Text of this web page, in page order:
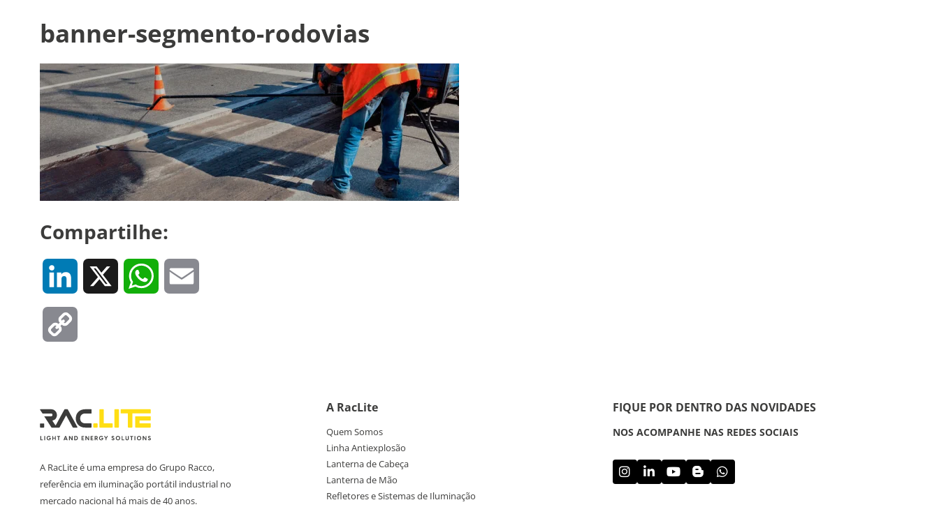
banner-segmento-rodovias
Compartilhe:
LinkedIn WhatsApp
A RacLite é uma empresa do Grupo Racco,
referência em iluminação portátil industrial no
mercado nacional há mais de 40 anos.
A RacLite
Quem Somos
Linha Antiexplosão
Lanterna de Cabeça
Lanterna de Mão
Refletores e Sistemas de Iluminação
FIQUE POR DENTRO DAS NOVIDADES
NOS ACOMPANHE NAS REDES SOCIAIS